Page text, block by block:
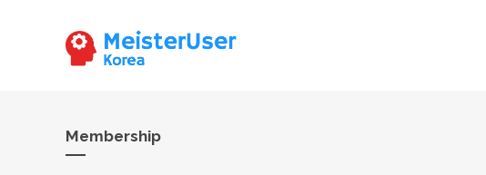
Membership